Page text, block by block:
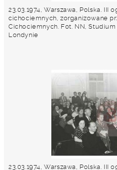
23.03.1974, Warszawa, Polska. III
cichociemnych, zorganizowane
Cichociemnych. Fot. NN,
Londynie
23.03.1974, Warszawa, Polska. III